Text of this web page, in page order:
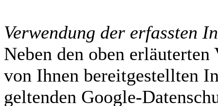
Verwendung der erfassten
Neben den oben
von Ihnen bereitgestellten
geltenden Google-